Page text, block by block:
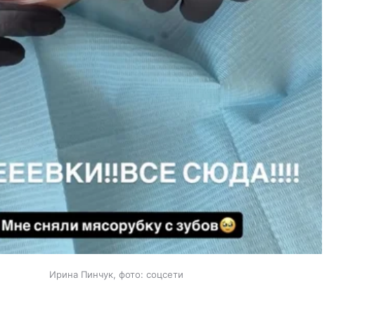
Ирина Пинчук, фото: соцсети